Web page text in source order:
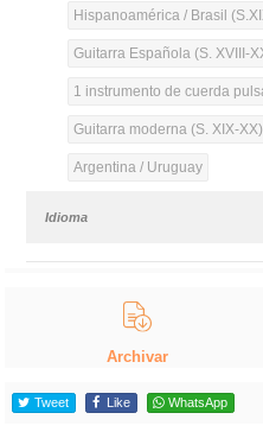
Hispanoamérica / Brasil
Guitarra Española (S. XVIII-
1 instrumento de cuerda
Guitarra moderna (S. XIX-XX)
Argentina / Uruguay
Idioma
Archivar
Tweet Like WhatsApp